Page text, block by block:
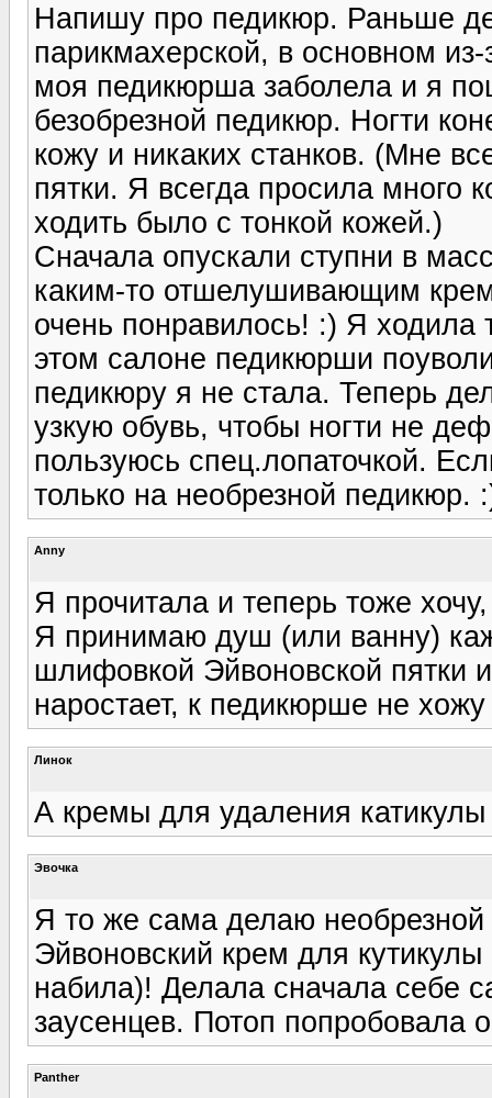
Напишу про педикюр. Раньше
парикмахерской, в основном
моя педикюрша заболела и я
безобрезной педикюр. Ногти
кожу и никаких станков. (Мне
пятки. Я всегда просила много
ходить было с тонкой кожей.)
Сначала опускали ступни в
каким-то отшелушивающим
очень понравилось! :) Я ходила
этом салоне педикюрши
педикюру я не стала. Теперь
узкую обувь, чтобы ногти не
пользуюсь спец.лопаточкой.
только на необрезной педикюр.
Anny
Я прочитала и теперь тоже
Я принимаю душ (или ванну)
шлифовкой Эйвоновской пятки
наростает, к педикюрше не
Линок
А кремы для удаления
Эвочка
Я то же сама делаю
Эйвоновский крем для
набила)! Делала сначала себе
заусенцев. Потоп попробовала
Panther